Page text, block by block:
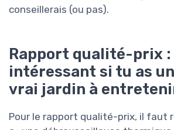
conseillerais (ou pas).
Rapport qualité-prix :
intéressant si tu as un
vrai jardin à
Pour le rapport qualité-prix, il faut